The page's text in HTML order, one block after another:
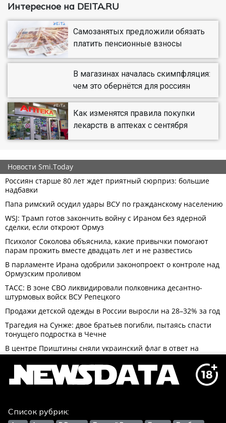
Интересное на DEITA.RU
Самозанятых предложили обязать
платить пенсионные взносы
В магазинах началась скимпфляция:
чем это обернётся для россиян
Как изменятся правила покупки
лекарств в аптеках с сентября
Список рубрик: